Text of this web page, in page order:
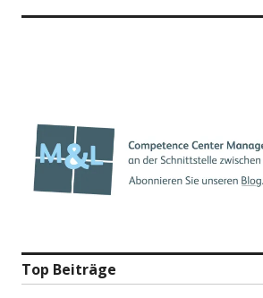
Top Beiträge